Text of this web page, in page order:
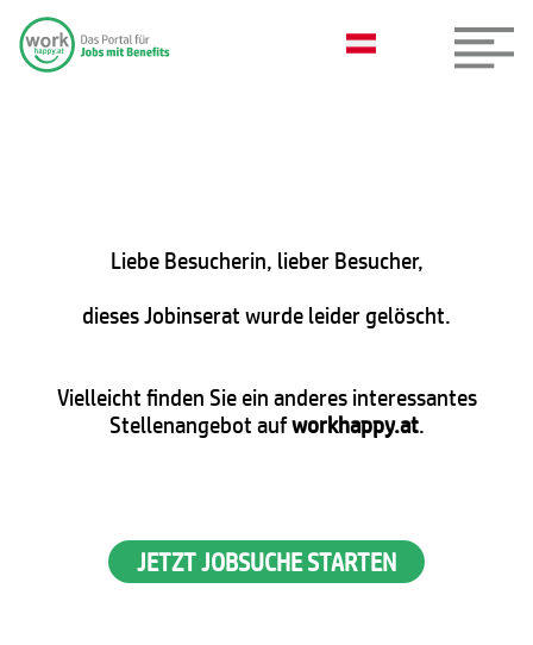
Liebe Besucherin, lieber Besucher,
dieses Jobinserat wurde leider gelöscht.
Vielleicht finden Sie ein anderes interessantes
Stellenangebot aufworkhappy.at.
JETZT JOBSUCHE STARTEN